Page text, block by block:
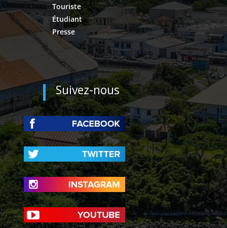
Touriste
Étudiant
Presse
Suivez-nous